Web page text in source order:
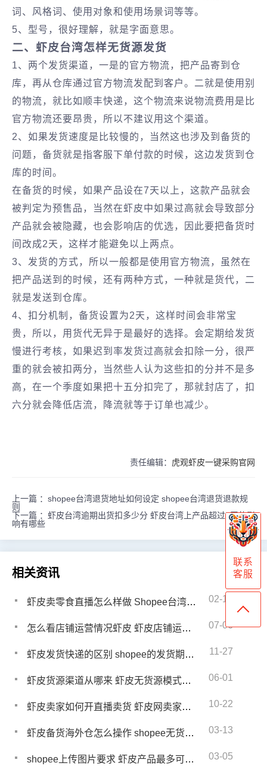
词、风格词、使用对象和使用场景词等等。
5、型号，很好理解，就是字面意思。
二、虾皮台湾怎样无货源发货
1、两个发货渠道，一是的官方物流，把产品寄到仓
库，再从仓库通过官方物流发配到客户。二就是使用别
的物流，就比如顺丰快递，这个物流来说物流费用是比
官方物流还要昂贵，所以不建议用这个渠道。
2、如果发货速度是比较慢的，当然这也涉及到备货的
问题，备货就是指客服下单付款的时候，这边发货到仓
库的时间。
在备货的时候，如果产品设在7天以上，这款产品就会
被判定为预售品，当然在虾皮中如果过高就会导致部分
产品就会被隐藏，也会影响店的优选，因此要把备货时
间改成2天，这样才能避免以上两点。
3、发货的方式，所以一般都是使用官方物流，虽然在
把产品送到的时候，还有两种方式，一种就是货代，二
就是发送到仓库。
4、扣分机制，备货设置为2天，这样时间会非常宝
贵，所以，用货代无异于是最好的选择。会定期给发货
慢进行考核，如果迟到率发货过高就会扣除一分，很严
重的就会被扣两分，当然些人认为这些扣的分并不是多
高，在一个季度如果把十五分扣完了，那就封店了，扣
六分就会降低店流，降流就等于订单也减少。
责任编辑： 虎观虾皮一键采购官网
上一篇 ： shopee台湾退货地址如何设定 shopee台湾退货退款规
则
下一篇 ： 虾皮台湾逾期出货扣多少分 虾皮台湾上产品超过5天的影
响有哪些
相关资讯
虾皮卖零食直播怎么样做 Shopee台湾直播技巧 02-14
怎么看店铺运营情况虾皮 虾皮店铺运营思路 07-06
虾皮发货快递的区别 shopee的发货期限是多少 11-27
虾皮货源渠道从哪来 虾皮无货源模式优势有哪些 06-01
虾皮卖家如何开直播卖货 虾皮网卖家直播怎么开 10-22
虾皮备货海外仓怎么操作 shopee无货源发货流程 03-13
shopee上传图片要求 虾皮产品最多可上传多少张图片 03-05
联系
客服